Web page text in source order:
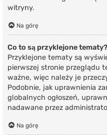
witryny.
Na górę
Co to są przyklejone tematy?
Przyklejone tematy są
pierwszej stronie przeglądu
ważne, więc należy je
Podobnie, jak uprawnienia
globalnych ogłoszeń,
nadawane przez
Na górę